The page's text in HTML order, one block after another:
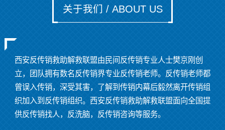
关于我们 / ABOUT US
西安反传销救助解救联盟由民间反传销专业人士樊京刚创
立，团队拥有数名反传销界专业反传销老师。反传销老师都
曾误入传销，深受其害，了解到传销内幕后毅然离开传销组
织加入到反传销组织。西安反传销救助解救联盟面向全国提
供反传销找人，反洗脑，反传销咨询等服务。